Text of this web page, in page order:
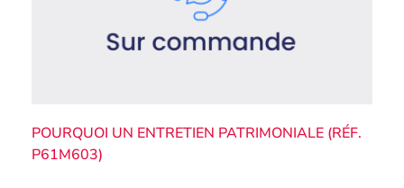
POURQUOI UN ENTRETIEN PATRIMONIALE (RÉF.
P61M603)